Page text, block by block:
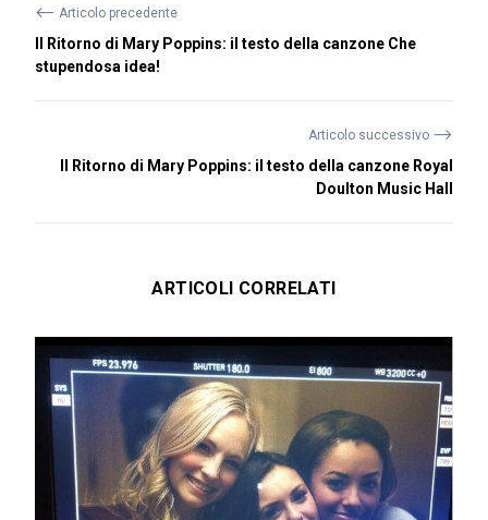
⟵ Articolo precedente
Il Ritorno di Mary Poppins: il testo della canzone Che
stupendosa idea!
Articolo successivo ⟶
Il Ritorno di Mary Poppins: il testo della canzone Royal
Doulton Music Hall
ARTICOLI CORRELATI